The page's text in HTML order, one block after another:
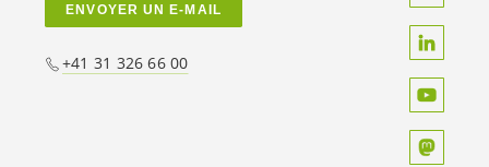
ENVOYER UN E-MAIL
+41 31 326 66 00